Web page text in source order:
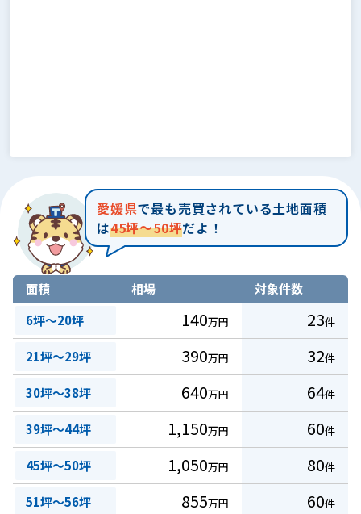
愛媛県で最も売買されている土地面積
は45坪～50坪だよ！
面積 相場
対象件数
6坪～20坪
140万円 23件
21坪～29坪 390万円 32件
30坪～38坪 640万円 64件
39坪～44坪 1,150万円 60件
45坪～50坪 1,050万円 80件
51坪～56坪 855万円 60件